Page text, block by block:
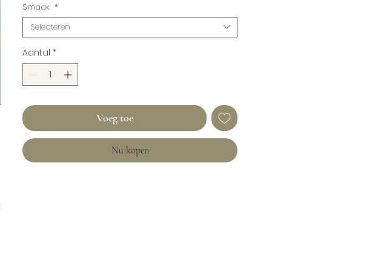
Smaak *
Selecteren
Aantal *
Voeg toe
Nu kopen